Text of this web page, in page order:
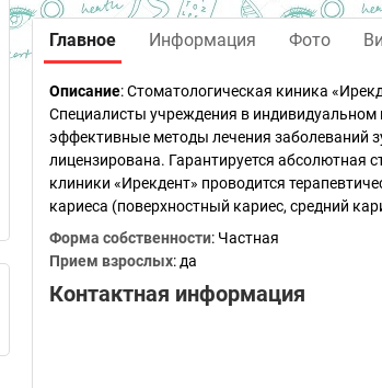
Главное Информация Фото
Описание: Стоматологическая киника
Специалисты учреждения в
эффективные методы лечения заболеваний
лицензирована. Гарантируется абсолютная
клиники «Ирекдент» проводится
кариеса (поверхностный кариес, средний
Форма собственности: Частная
Прием взрослых: да
Контактная информация